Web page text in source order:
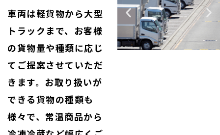
車両は軽貨物から大型
トラックまで、お客様
の貨物量や種類に応じ
てご提案させていただ
きます。お取り扱いが
できる貨物の種類も
様々で、常温商品から